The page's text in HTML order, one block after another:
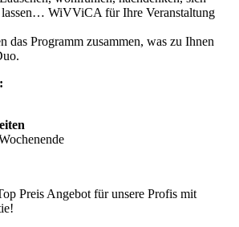
lassen… WiVViCA für Ihre Veranstaltung
das Programm zusammen, was zu Ihnen
Preis Angebot für unsere Profis mit